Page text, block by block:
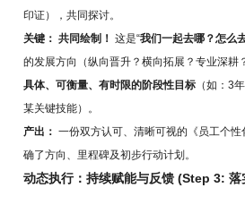
印证），共同探讨。
关键： 共同绘制！ 这是“我们一起去哪？怎么
的发展方向（纵向晋升？横向拓展？专业深耕
具体、可衡量、有时限的阶段性目标 （如：3
某关键技能）。
产出： 一份双方认可、清晰可视的《员工个
确了方向、里程碑及初步行动计划。
动态执行：持续赋能与反馈 (Step 3: 落